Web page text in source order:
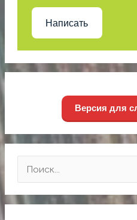
Написать
Версия для